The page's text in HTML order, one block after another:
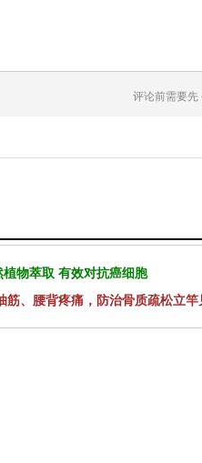
评论前需要先
物萃取 有效对抗癌细胞
筋、腰背疼痛，防治骨质疏松立竿